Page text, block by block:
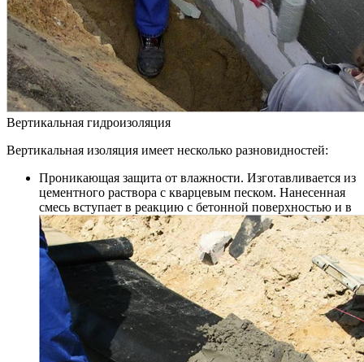
Вертикальная гидроизоляция
Вертикальная изоляция имеет несколько разновидностей:
Проникающая защита от влажности. Изготавливается из
цементного раствора с кварцевым песком. Нанесенная
смесь вступает в реакцию с бетонной поверхностью и в